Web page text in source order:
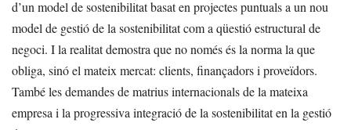
d’un model de sostenibilitat basat en projectes puntuals a un nou
model de gestió de la sostenibilitat com a qüestió estructural de
negoci. I la realitat demostra que no només és la norma la que
obliga, sinó el mateix mercat: clients, finançadors i proveïdors.
També les demandes de matrius internacionals de la mateixa
empresa i la progressiva integració de la sostenibilitat en la gestió